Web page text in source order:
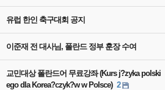
유럽 한인 축구대회 공지
이준재 전 대사님, 폴란드 정부 훈장 수여
교민대상 폴란드어 무료강좌 (Kurs j?zyka polski
ego dla Korea?czyk?w w Polsce) 2